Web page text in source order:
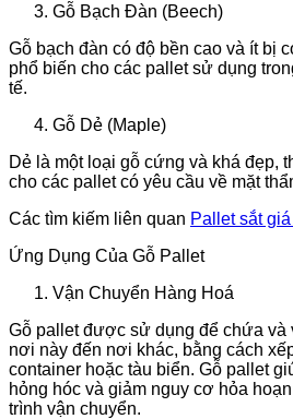
Gỗ Bạch Đàn (Beech)
Gỗ bạch đàn có độ bền cao và ít bị
phổ biến cho các pallet sử dụng
tế.
Gỗ Dẻ (Maple)
Dẻ là một loại gỗ cứng và khá đẹp,
cho các pallet có yêu cầu về mặt
Các tìm kiếm liên quan Pallet sắt
Ứng Dụng Của Gỗ Pallet
Vận Chuyển Hàng Hoá
Gỗ pallet được sử dụng để chứa và
nơi này đến nơi khác, bằng cách
container hoặc tàu biển. Gỗ pallet
hỏng hóc và giảm nguy cơ hỏa
trình vận chuyển.